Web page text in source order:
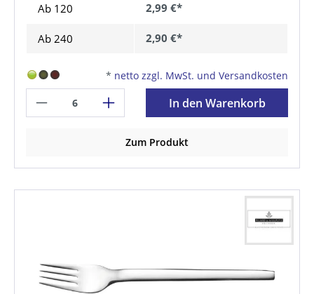
Ab 120 2,99 €*
Ab 240 2,90 €*
* netto zzgl. MwSt. und Versandkosten
In den Warenkorb
Zum Produkt